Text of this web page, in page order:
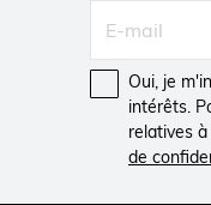
Oui, je
intérêts.
relatives
de